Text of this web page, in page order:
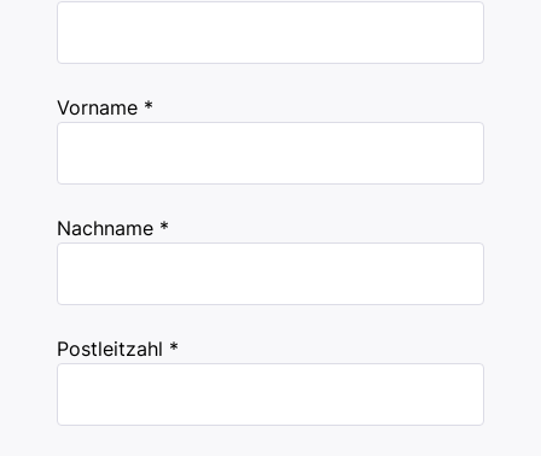
Vorname *
Nachname *
Postleitzahl *